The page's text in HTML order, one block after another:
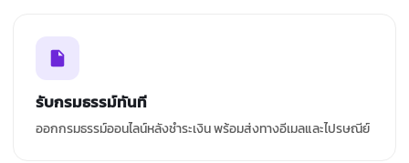
รับกรมธรรม์ทันที
ออกกรมธรรม์ออนไลน์หลังชำระเงิน พร้อมส่งทางอีเมลและไปรษณีย์